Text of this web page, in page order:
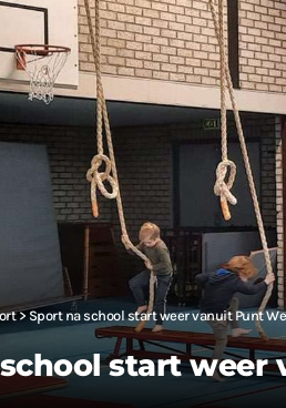
>Sport na school start weer vanuit Punt
start